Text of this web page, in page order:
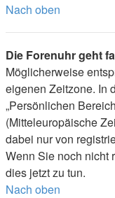
Nach oben
Die Forenuhr geht
Möglicherweise
eigenen Zeitzone. In
„Persönlichen
(Mitteleuropäische
dabei nur von
Wenn Sie noch nicht
dies jetzt zu tun.
Nach oben